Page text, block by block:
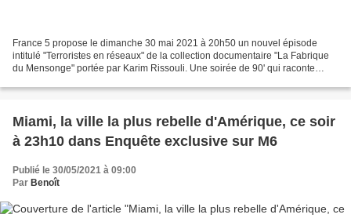
France 5 propose le dimanche 30 mai 2021 à 20h50 un nouvel épisode
intitulé "Terroristes en réseaux" de la collection documentaire "La Fabrique
du Mensonge" portée par Karim Rissouli. Une soirée de 90' qui raconte
Miami, la ville la plus rebelle d'Amérique, ce soir
à 23h10 dans Enquête exclusive sur M6
Publié le 30/05/2021 à 09:00
Par Benoît